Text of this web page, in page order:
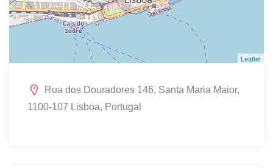
Leaflet
Rua dos Douradores 146, Santa Maria Maior,
1100-107 Lisboa, Portugal